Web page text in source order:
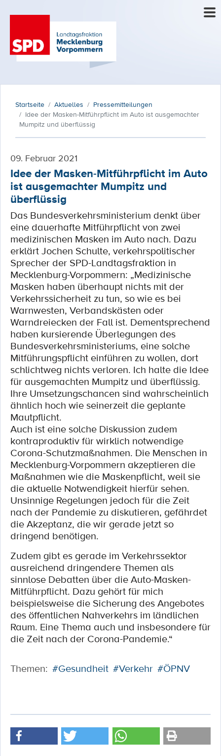
Startseite Aktuelles
Pressemitteilungen
Idee der Masken-Mitführpflicht im Auto ist ausgemachter
Mumpitz und überflüssig
09. Februar 2021
Idee der Masken-Mitführpflicht im Auto
ist ausgemachter Mumpitz und
überflüssig
Das Bundesverkehrsministerium denkt über
eine dauerhafte Mitführpflicht von zwei
medizinischen Masken im Auto nach. Dazu
erklärt Jochen Schulte, verkehrspolitischer
Sprecher der SPD-Landtagsfraktion in
Mecklenburg-Vorpommern: „Medizinische
Masken haben überhaupt nichts mit der
Verkehrssicherheit zu tun, so wie es bei
Warnwesten, Verbandskästen oder
Warndreiecken der Fall ist. Dementsprechend
haben kursierende Überlegungen des
Bundesverkehrsministeriums, eine solche
Mitführungspflicht einführen zu wollen, dort
schlichtweg nichts verloren. Ich halte die Idee
für ausgemachten Mumpitz und überflüssig.
Ihre Umsetzungschancen sind wahrscheinlich
ähnlich hoch wie seinerzeit die geplante
Mautpflicht.
Auch ist eine solche Diskussion zudem
kontraproduktiv für wirklich notwendige
Corona-Schutzmaßnahmen. Die Menschen in
Mecklenburg-Vorpommern akzeptieren die
Maßnahmen wie die Maskenpflicht, weil sie
die aktuelle Notwendigkeit hierfür sehen.
Unsinnige Regelungen jedoch für die Zeit
nach der Pandemie zu diskutieren, gefährdet
die Akzeptanz, die wir gerade jetzt so
dringend benötigen.
Zudem gibt es gerade im Verkehrssektor
ausreichend dringendere Themen als
sinnlose Debatten über die Auto-Masken-
Mitführpflicht. Dazu gehört für mich
beispielsweise die Sicherung des Angebotes
des öffentlichen Nahverkehrs im ländlichen
Raum. Eine Thema auch und insbesondere für
die Zeit nach der Corona-Pandemie.“
Themen: #Gesundheit #Verkehr #ÖPNV